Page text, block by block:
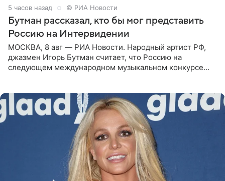
5 часов назад © РИА Новости
Бутман рассказал, кто бы мог представить
Россию на Интервидении
МОСКВА, 8 авг — РИА Новости. Народный артист РФ,
джазмен Игорь Бутман считает, что Россию на
следующем международном музыкальном конкурсе